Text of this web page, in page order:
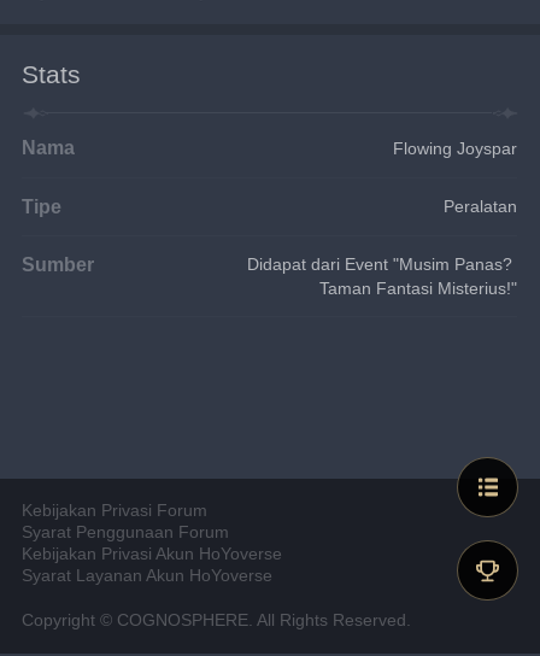
Stats
Nama Flowing Joyspar
Tipe Peralatan
Sumber
Didapat dari Event "Musim Panas?
Taman Fantasi Misterius!"
Kebijakan Privasi Forum
Syarat Penggunaan Forum
Kebijakan Privasi Akun HoYoverse
Syarat Layanan Akun HoYoverse
Copyright © COGNOSPHERE. All Rights Reserved.